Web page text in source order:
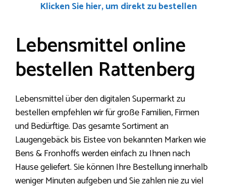
Klicken Sie hier, um direkt zu bestellen
Lebensmittel online
bestellen Rattenberg
Lebensmittel über den digitalen Supermarkt zu
bestellen empfehlen wir für große Familien, Firmen
und Bedürftige. Das gesamte Sortiment an
Laugengebäck bis Eistee von bekannten Marken wie
Bens & Fronhoffs werden einfach zu Ihnen nach
Hause geliefert. Sie können Ihre Bestellung innerhalb
weniger Minuten aufgeben und Sie zahlen nie zu viel